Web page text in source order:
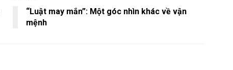
“Luật may mắn”: Một góc nhìn khác về vận
mệnh